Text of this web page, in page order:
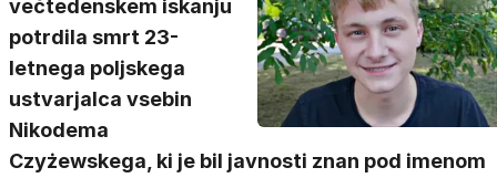
večtedenskem iskanju
potrdila smrt 23-
letnega poljskega
ustvarjalca vsebin
Nikodema
Czyżewskega, ki je bil javnosti znan pod imenom